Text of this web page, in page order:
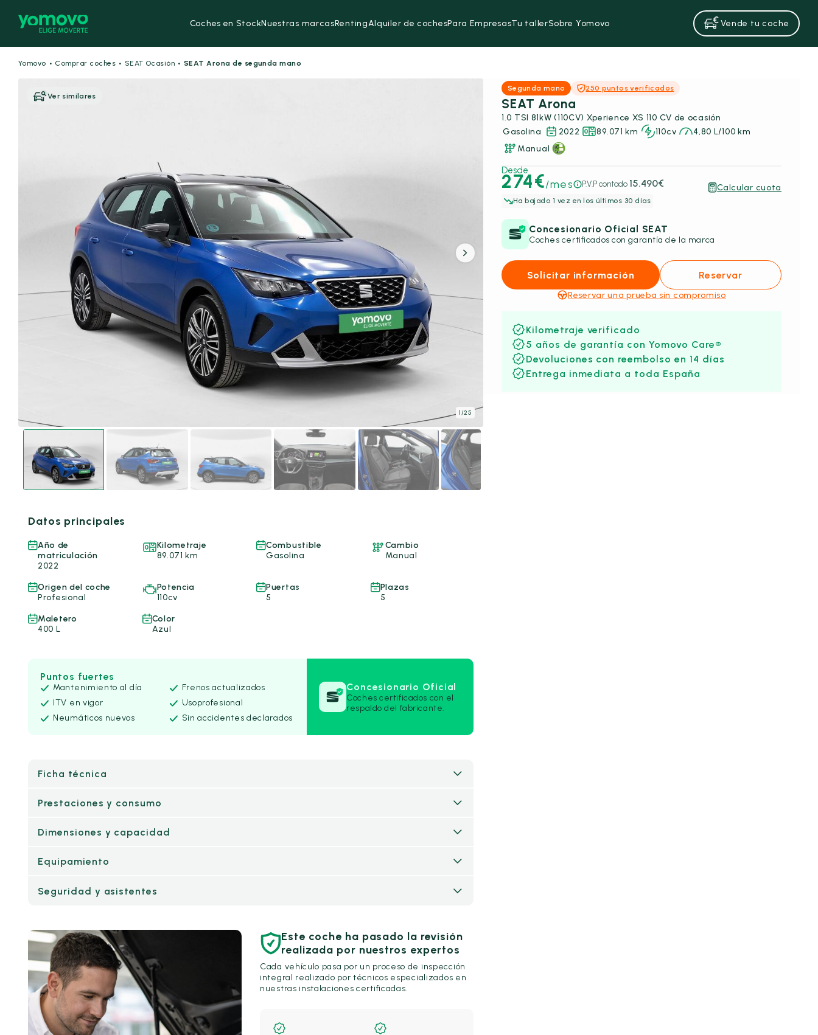
Coches en StockNuestras marcasRentingAlquiler de cochesPara EmpresasTu tallerSobre Yomovo Vende tu coche
Yomovo · Comprar coches · SEAT Ocasión · SEAT Arona de segunda mano
Ver similares
1/25
Segunda mano 250 puntos verificados
SEAT Arona
1.0 TSI 81kW (110CV) Xperience XS 110 CV de ocasión
Gasolina
2022 89.071 km 110cv
4,80 L/100 km
Manual
Desde
274€/mes P.V.P contado 15.490€
Ha bajado 1 vez en los últimos 30 días
Calcular cuota
Concesionario Oficial SEAT
Coches certificados con garantía de la marca
Solicitar información Reservar
Reservar una prueba sin compromiso
Kilometraje verificado
5 años de garantía con Yomovo Care®
Devoluciones con reembolso en 14 días
Entrega inmediata a toda España
Datos principales
Año de
matriculación
2022
Kilometraje
89.071 km
Combustible
Gasolina
Cambio
Manual
Origen del coche
Profesional
Potencia
110cv
Puertas
5
Plazas
5
Maletero
400 L
Color
Azul
Puntos fuertes
Mantenimiento al día
Frenos actualizados
ITV en vigor
Usoprofesional
Neumáticos nuevos
Sin accidentes declarados
Concesionario Oficial
Coches certificados con el
respaldo del fabricante.
Ficha técnica
Prestaciones y consumo
Dimensiones y capacidad
Equipamiento
Seguridad y asistentes
Este coche ha pasado la revisión
realizada por nuestros expertos
Cada vehículo pasa por un proceso de inspección
integral realizado por técnicos especializados en
nuestras instalaciones certificadas.